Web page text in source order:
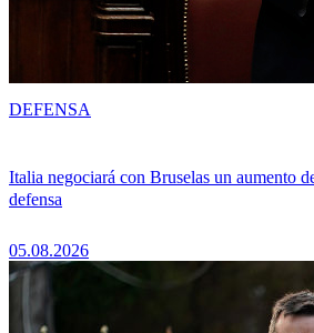
Italia negociará con Bruselas un aumento
defensa
05.08.2026
DEFENSA